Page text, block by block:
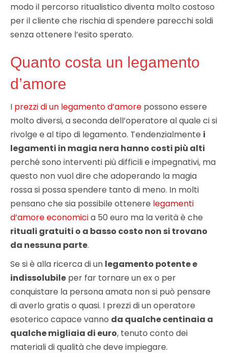
modo il percorso ritualistico diventa molto costoso
per il cliente che rischia di spendere parecchi soldi
senza ottenere l’esito sperato.
Quanto costa un legamento
d’amore
I prezzi di un legamento d’amore possono essere
molto diversi, a seconda dell’operatore al quale ci si
rivolge e al tipo di legamento. Tendenzialmente i
legamenti in magia nera hanno costi più alti
perché sono interventi più difficili e impegnativi, ma
questo non vuol dire che adoperando la magia
rossa si possa spendere tanto di meno. In molti
pensano che sia possibile ottenere legamenti
d’amore economicia 50 euro ma la verità è che
rituali gratuiti o a basso costo non si trovano
da nessuna parte.
Se si è alla ricerca di un legamento potente e
indissolubile per far tornare un ex o per
conquistare la persona amata non si può pensare
di averlo gratis o quasi. I prezzi di un operatore
esoterico capace vanno da qualche centinaia a
qualche migliaia di euro, tenuto conto dei
materiali di qualità che deve impiegare.